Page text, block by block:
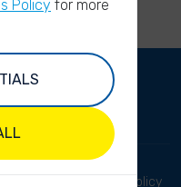
Privacy Policy
Policy for more